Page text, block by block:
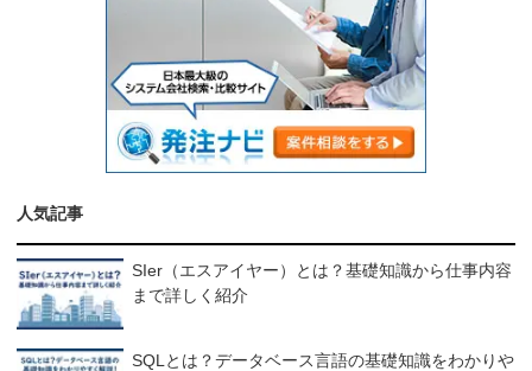
人気記事
SIer（エスアイヤー）とは？基礎知識から仕事内容
まで詳しく紹介
SQLとは？データベース言語の基礎知識をわかりや